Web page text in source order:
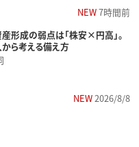
NEW7時間前
形成の弱点は「株安×円高」。
ら考える備え方
NEW2026/8/8